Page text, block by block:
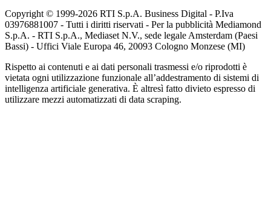
Copyright © 1999-2026 RTI S.p.A. Business Digital - P.Iva
03976881007 - Tutti i diritti riservati - Per la pubblicità Mediamond
S.p.A. - RTI S.p.A., Mediaset N.V., sede legale Amsterdam (Paesi
Bassi) - Uffici Viale Europa 46, 20093 Cologno Monzese (MI)
Rispetto ai contenuti e ai dati personali trasmessi e/o riprodotti è
vietata ogni utilizzazione funzionale all’addestramento di sistemi di
intelligenza artificiale generativa. È altresì fatto divieto espresso di
utilizzare mezzi automatizzati di data scraping.